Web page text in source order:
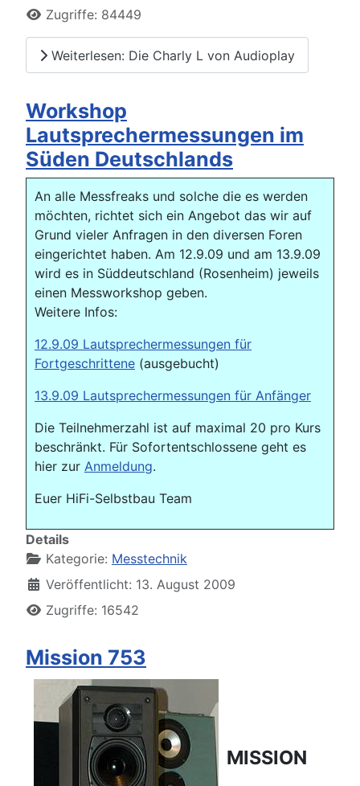
Zugriffe: 84449
Weiterlesen: Die Charly L von Audioplay
Workshop
Lautsprechermessungen im
Süden Deutschlands
An alle Messfreaks und solche die es werden
möchten, richtet sich ein Angebot das wir auf
Grund vieler Anfragen in den diversen Foren
eingerichtet haben. Am 12.9.09 und am 13.9.09
wird es in Süddeutschland (Rosenheim) jeweils
einen Messworkshop geben.
Weitere Infos:
12.9.09 Lautsprechermessungen für
Fortgeschrittene (ausgebucht)
13.9.09 Lautsprechermessungen für Anfänger
Die Teilnehmerzahl ist auf maximal 20 pro Kurs
beschränkt. Für Sofortentschlossene geht es
hier zur Anmeldung.
Euer HiFi-Selbstbau Team
Details
Kategorie: Messtechnik
Veröffentlicht: 13. August 2009
Zugriffe: 16542
Mission 753
MISSION